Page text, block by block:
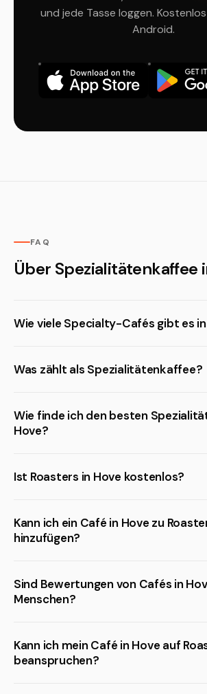
und jede Tasse loggen.
Android.
FAQ
Über Spezialitätenkaffee
Wie viele Specialty-Cafés gibt es
Was zählt als Spezialitätenkaffee?
Wie finde ich den besten
Hove?
Ist Roasters in Hove kostenlos?
Kann ich ein Café in Hove zu
hinzufügen?
Sind Bewertungen von Cafés in
Menschen?
Kann ich mein Café in Hove auf
beanspruchen?